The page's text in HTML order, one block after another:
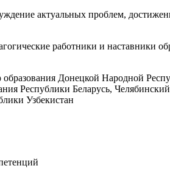
актуальных проблем,
работники и наставники
образования Донецкой Народной
Республики Беларусь,
Узбекистан